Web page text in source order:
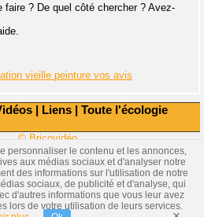
| Liens | Toute l'écologie
faire ? De quel côté chercher ? Avez-
vieille peinture vos avis
© Bricovidéo
personnaliser le contenu et les annonces,
aux médias sociaux et d'analyser notre
des informations sur l'utilisation de notre
sociaux, de publicité et d'analyse, qui
d'autres informations que vous leur avez
lors de votre utilisation de leurs services.